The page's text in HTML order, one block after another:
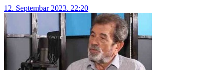
12. Septembar 2023. 22:20